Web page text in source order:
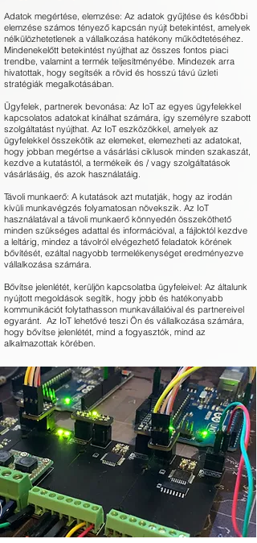
Adatok megértése, elemzése: Az adatok gyűjtése és későbbi
elemzése számos tényező kapcsán nyújt betekintést, amelyek
nélkülözhetetlenek a vállalkozása hatékony működtetéséhez.
Mindenekelőtt betekintést nyújthat az összes fontos piaci
trendbe, valamint a termék teljesítményébe. Mindezek arra
hivatottak, hogy segítsék a rövid és hosszú távú üzleti
stratégiák megalkotásában.
Ügyfelek, partnerek bevonása: Az IoT az egyes ügyfelekkel
kapcsolatos adatokat kínálhat számára, így személyre szabott
szolgáltatást nyújthat. Az IoT eszközökkel, amelyek az
ügyfelekkel összekötik az elemeket, elemezheti az adatokat,
hogy jobban megértse a vásárlási ciklusok minden szakaszát,
kezdve a kutatástól, a termékeik és / vagy szolgáltatások
vásárlásáig, és azok használatáig.
Távoli munkaerő: A kutatások azt mutatják, hogy az irodán
kívüli munkavégzés folyamatosan növekszik. Az IoT
használatával a távoli munkaerő könnyedén összeköthető
minden szükséges adattal és információval, a fájloktól kezdve
a leltárig, mindez a távolról elvégezhető feladatok körének
bővítését, ezáltal nagyobb termelékenységet eredményezve
vállalkozása számára.
Bővítse jelenlétét, kerüljön kapcsolatba ügyfeleivel: Az általunk
nyújtott megoldások segítik, hogy jobb és hatékonyabb
kommunikációt folytathasson munkavállalóival és partnereivel
egyaránt. Az IoT lehetővé teszi Ön és vállalkozása számára,
hogy bővítse jelenlétét, mind a fogyasztók, mind az
alkalmazottak körében.